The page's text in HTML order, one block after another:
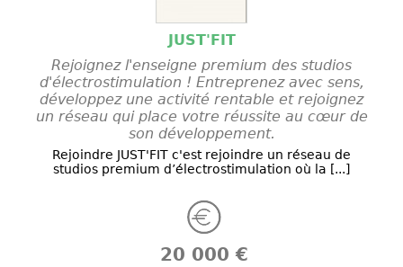
JUST'FIT
Rejoignez l'enseigne premium des studios
d'électrostimulation ! Entreprenez avec sens,
développez une activité rentable et rejoignez
un réseau qui place votre réussite au cœur de
son développement.
Rejoindre JUST'FIT c'est rejoindre un réseau de
studios premium d’électrostimulation où la [...]
20 000 €